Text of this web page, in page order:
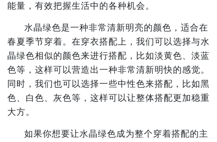
能量，有效把握生活中的各种机会。
水晶绿色是一种非常清新明亮的颜色，适合在
春夏季节穿着。在穿衣搭配上，我们可以选择与水
晶绿色相似的颜色来进行搭配，比如淡黄色、淡蓝
色等，这样可以营造出一种非常清新明快的感觉。
同时，我们也可以选择一些中性色来搭配，比如黑
色、白色、灰色等，这样可以让整体搭配更加稳重
大方。
如果你想要让水晶绿色成为整个穿着搭配的主